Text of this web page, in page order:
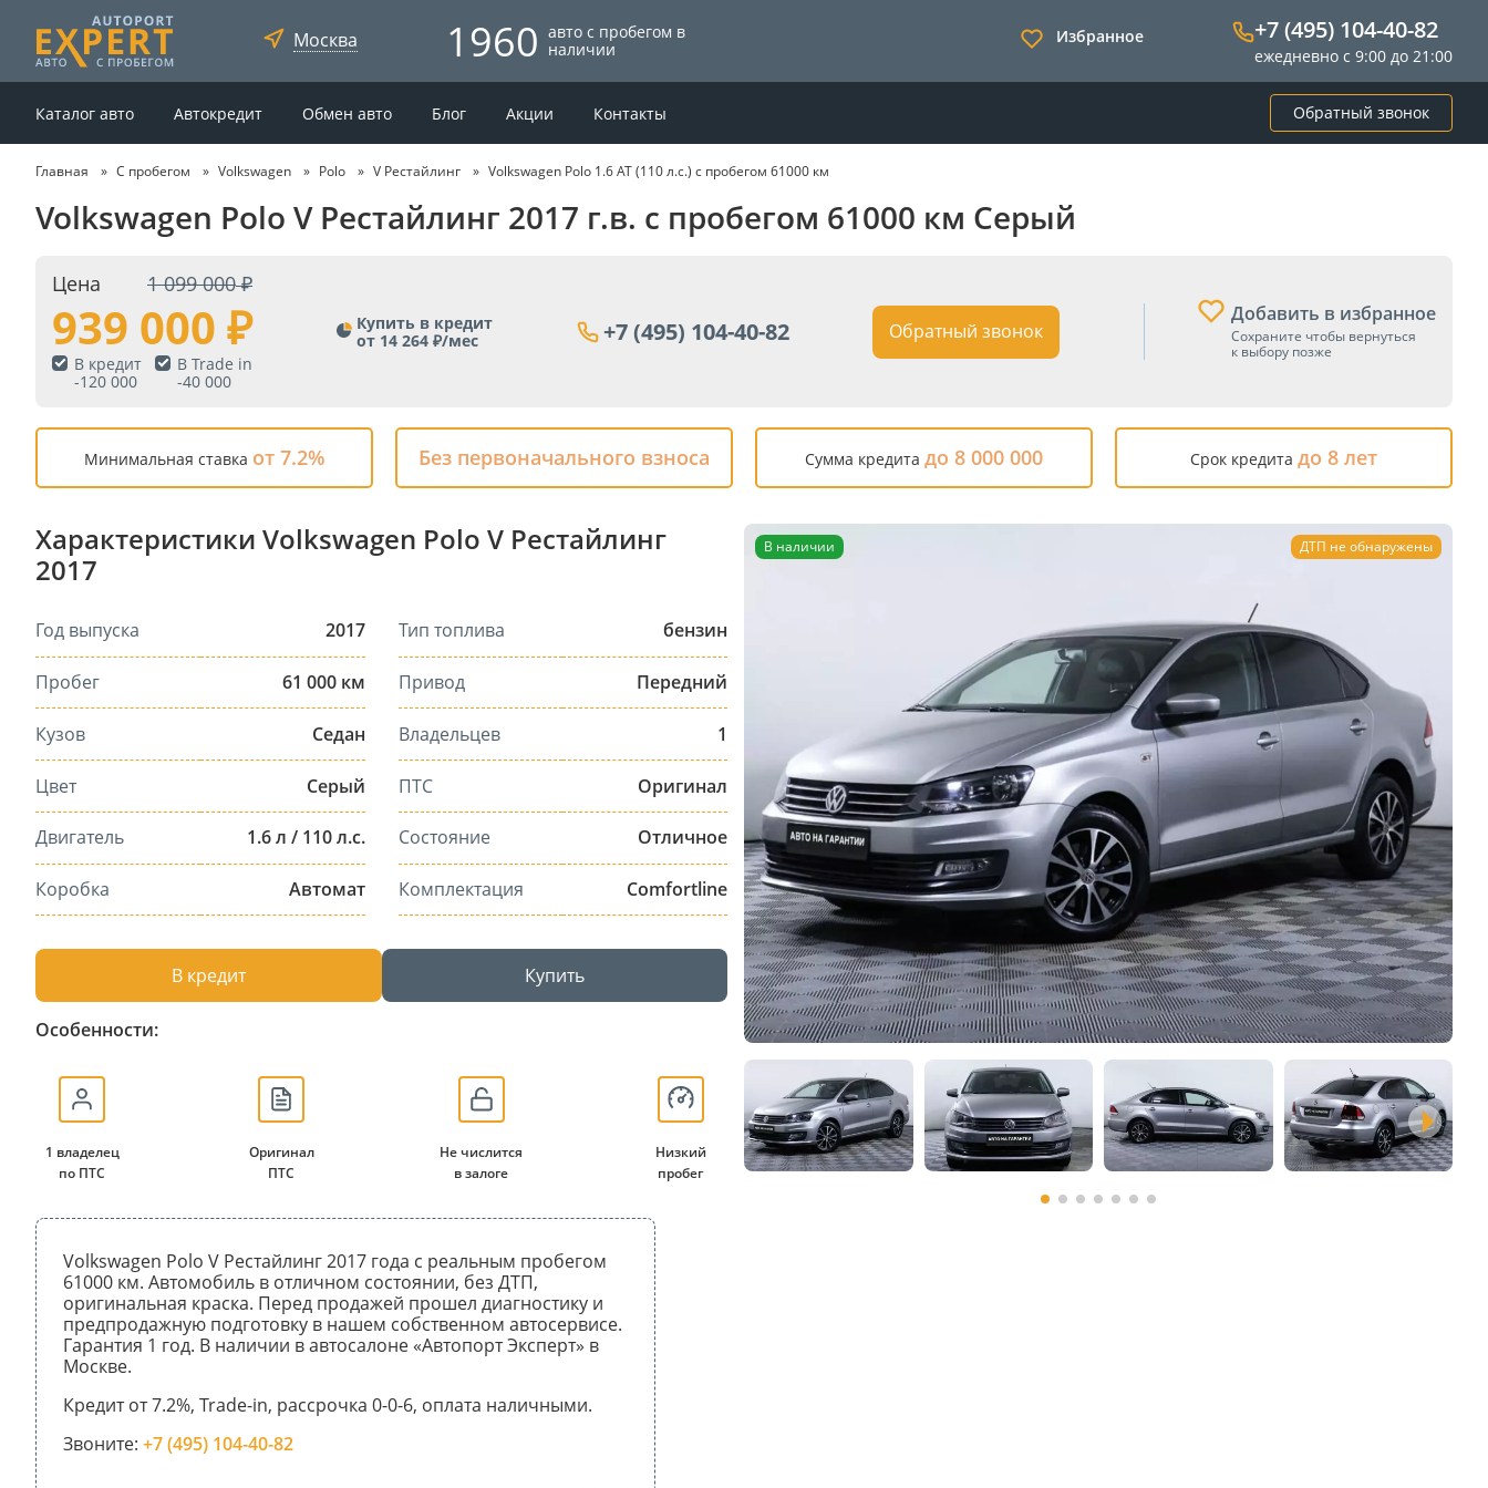
Москва 1960 авто с пробегом в
наличии
Избранное +7 (495) 104-40-82
ежедневно с 9:00 до 21:00
Каталог авто Автокредит Обмен авто Блог Акции Контакты Обратный звонок
Главная С пробегом Volkswagen Polo V Рестайлинг Volkswagen Polo 1.6 AT (110 л.с.) с пробегом 61000 км
Volkswagen Polo V Рестайлинг 2017 г.в. с пробегом 61000 км Серый
Цена 1 099 000
939 000
В кредит
-120 000
В Trade in
-40 000
Купить в кредит
от 14 264 ₽/мес
+7 (495) 104-40-82 Обратный звонок
Добавить в избранное
Сохраните чтобы вернуться
к выбору позже
Минимальная ставка от 7.2% Без первоначального взноса Сумма кредита до 8 000 000 Срок кредита до 8 лет
Характеристики Volkswagen Polo V Рестайлинг
2017
Год выпуска 2017
Пробег 61 000 км
Кузов Седан
Цвет Серый
Двигатель 1.6 л / 110 л.с.
Коробка Автомат
Тип топлива бензин
Привод Передний
Владельцев 1
ПТС Оригинал
Состояние Отличное
Комплектация Comfortline
В кредит Купить
Особенности:
1 владелец
по ПТС
Оригинал
ПТС
Не числится
в залоге
Низкий
пробег
Volkswagen Polo V Рестайлинг 2017 года с реальным пробегом
61000 км. Автомобиль в отличном состоянии, без ДТП,
оригинальная краска. Перед продажей прошел диагностику и
предпродажную подготовку в нашем собственном автосервисе.
Гарантия 1 год. В наличии в автосалоне «Автопорт Эксперт» в
Москве.
Кредит от 7.2%, Trade-in, рассрочка 0-0-6, оплата наличными.
Звоните: +7 (495) 104-40-82
В наличии ДТП не обнаружены